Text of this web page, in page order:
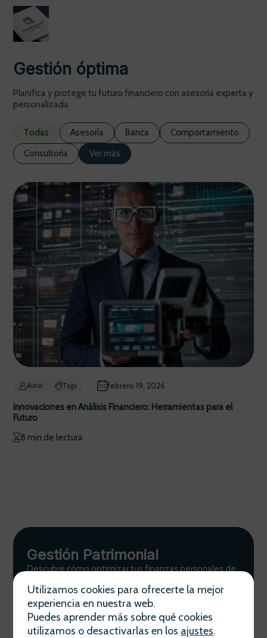
Gestión óptima
Planifica y protege tu futuro financiero con asesoría experta y
personalizada.
Todas Asesoría Banca
Comportamiento
Consultoría
Ver más
Autor Tags febrero 19, 2026
Innovaciones en Análisis Financiero: Herramientas para el
Futuro
8 min de lectura
Gestión Patrimonial
Descubre cómo optimizar tus finanzas personales de
estratégica adaptada a tus necesidades actuales y
futuras.
Ver más
Utilizamos cookies para ofrecerte la mejor
experiencia en nuestra web.
Puedes aprender más sobre qué cookies
utilizamos o desactivarlas en los ajustes.